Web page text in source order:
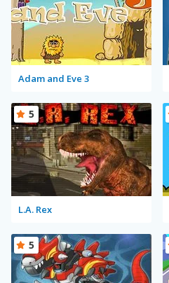
Adam and Eve 3
L.A. Rex
5
5